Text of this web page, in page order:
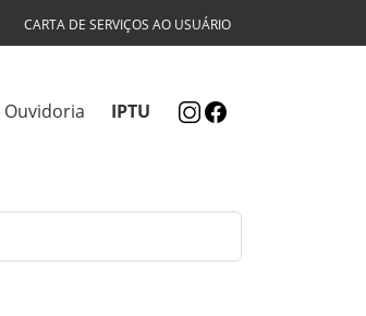
CARTA DE SERVIÇOS AO USUÁRIO
Ouvidoria IPTU